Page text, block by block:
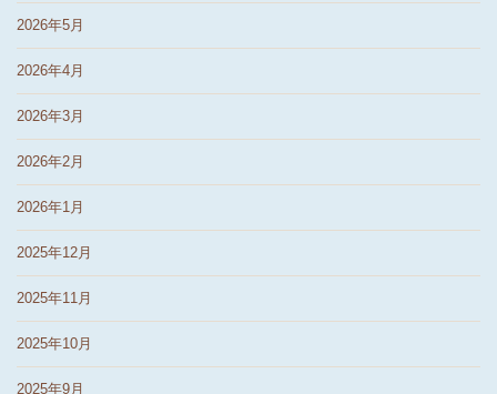
2026年5月
2026年4月
2026年3月
2026年2月
2026年1月
2025年12月
2025年11月
2025年10月
2025年9月